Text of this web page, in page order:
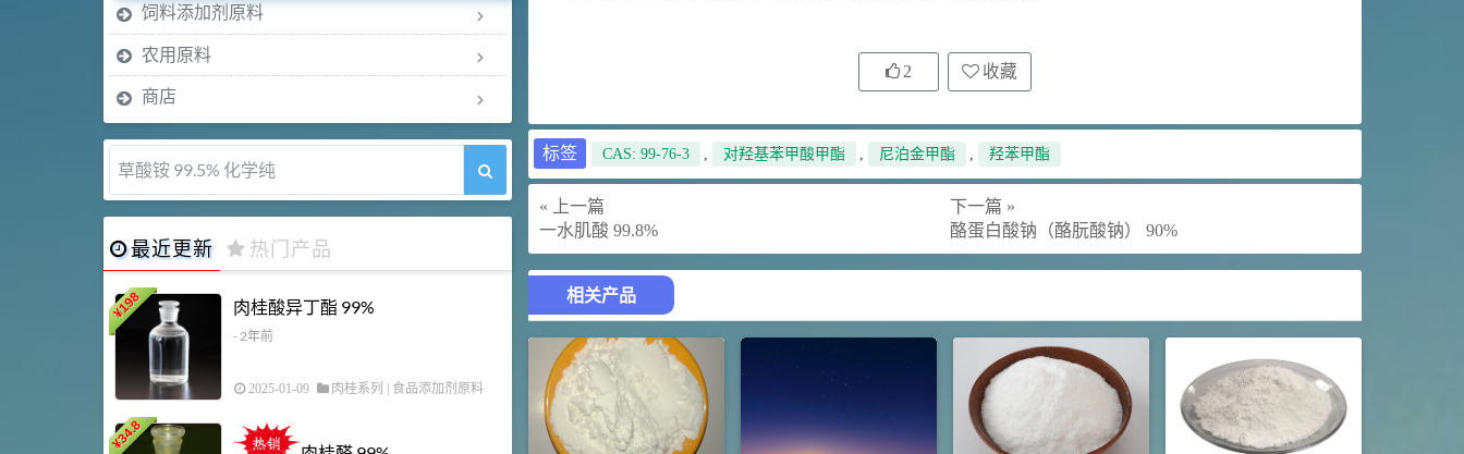
2 收藏
标签 CAS: 99-76-3 , 对羟基苯甲酸甲酯 , 尼泊金甲酯 , 羟苯甲酯
« 上一篇
一水肌酸 99.8%
下一篇 »
酪蛋白酸钠（酪朊酸钠） 90%
相关产品
饲料添加剂原料
农用原料
商店
草酸铵 99.5% 化学纯
最近更新 热门产品
¥
198 肉桂酸异丁酯 99%
- 2年前
2025-01-09 肉桂系列 食品添加剂原料
¥
34.8
胍基乙酸 98%
浏览量 - 10w+
2021-05-25
2 乙酸橙花酯 99%